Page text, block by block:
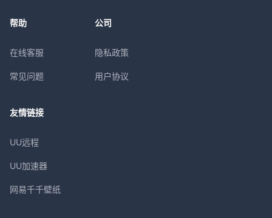
帮助
在线客服
常见问题
公司
隐私政策
用户协议
友情链接
UU远程
UU加速器
网易千千壁纸